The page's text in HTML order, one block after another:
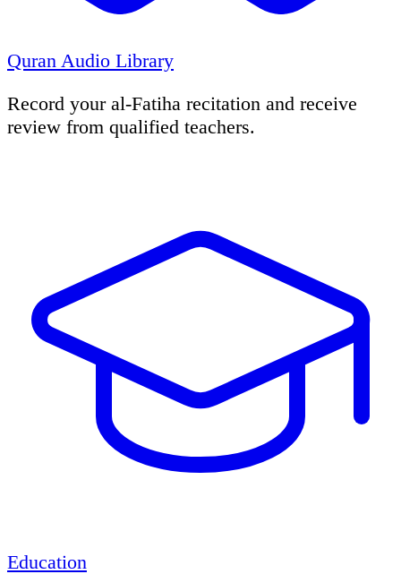
Quran Audio Library
Record your al-Fatiha recitation and receive
review from qualified teachers.
Education